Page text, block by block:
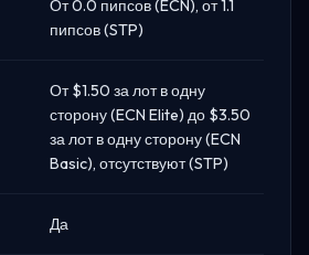
От 0.0 пипсов (ECN), от 1.1
пипсов (STP)
От $1.50 за лот в одну
сторону (ECN Elite) до $3.50
за лот в одну сторону (ECN
Basic), отсутствуют (STP)
Да